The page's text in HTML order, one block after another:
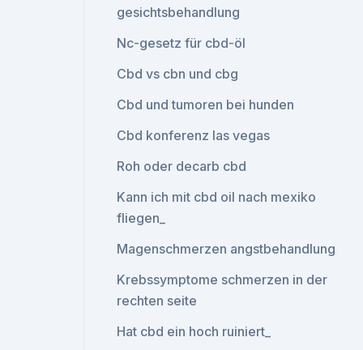
gesichtsbehandlung
Nc-gesetz für cbd-öl
Cbd vs cbn und cbg
Cbd und tumoren bei hunden
Cbd konferenz las vegas
Roh oder decarb cbd
Kann ich mit cbd oil nach mexiko
fliegen_
Magenschmerzen angstbehandlung
Krebssymptome schmerzen in der
rechten seite
Hat cbd ein hoch ruiniert_